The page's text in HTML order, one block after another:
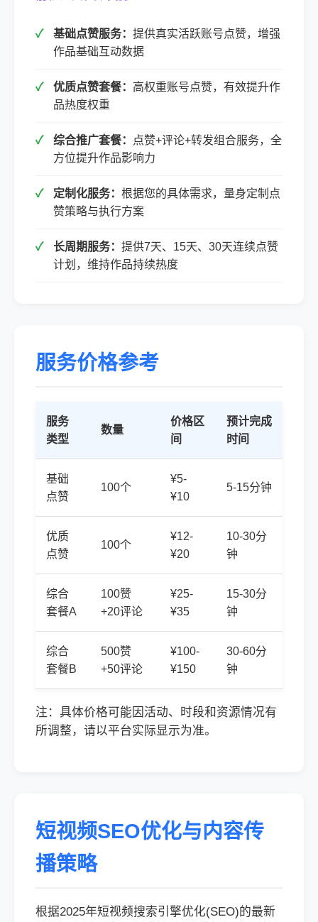
基础点赞服务： 提供真实活跃账号点赞，增强
作品基础互动数据
优质点赞套餐： 高权重账号点赞，有效提升作
品热度权重
综合推广套餐：
点赞+评论+转发组合服务，全
方位提升作品影响力
定制化服务： 根据您的具体需求，量身定制点
赞策略与执行方案
长周期服务： 提供7天、15天、30天连续点赞
计划，维持作品持续热度
服务价格参考
服务
类型
数量
价格区
间
预计完成
时间
基础
点赞
100个
¥5-
¥10
5-15分钟
优质
点赞
100个
¥12-
¥20
10-30分
钟
综合
套餐A
100赞
+20评论
¥25-
¥35
15-30分
钟
综合
套餐B
500赞
+50评论
¥100-
¥150
30-60分
钟
注：具体价格可能因活动、时段和资源情况有
所调整，请以平台实际显示为准。
短视频SEO优化与内容传
播策略
根据2025年短视频搜索引擎优化(SEO)的最新